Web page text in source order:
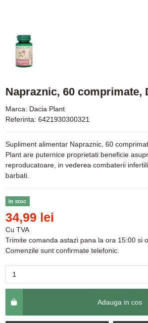
Napraznic, 60 comprimate,
Marca: Dacia Plant
Referinta: 6421930300321
Supliment alimentar Napraznic, 60
Plant are puternice proprietati beneficie
reproducatoare, in vederea combaterii
barbati.
In stoc
34,99 lei
Cu TVA
Trimite comanda astazi pana la ora 15:00 si
Comenzile sunt confirmate telefonic.
Adauga in cos